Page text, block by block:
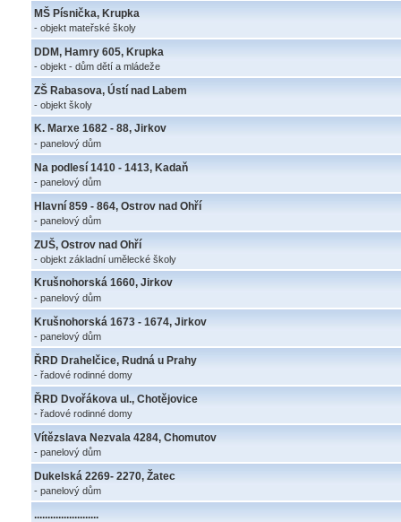
MŠ Písnička, Krupka
- objekt mateřské školy
DDM, Hamry 605, Krupka
- objekt - dům dětí a mládeže
ZŠ Rabasova, Ústí nad Labem
- objekt školy
K. Marxe 1682 - 88, Jirkov
- panelový dům
Na podlesí 1410 - 1413, Kadaň
- panelový dům
Hlavní 859 - 864, Ostrov nad Ohří
- panelový dům
ZUŠ, Ostrov nad Ohří
- objekt základní umělecké školy
Krušnohorská 1660, Jirkov
- panelový dům
Krušnohorská 1673 - 1674, Jirkov
- panelový dům
ŘRD Drahelčice, Rudná u Prahy
- řadové rodinné domy
ŘRD Dvořákova ul., Chotějovice
- řadové rodinné domy
Vítězslava Nezvala 4284, Chomutov
- panelový dům
Dukelská 2269- 2270, Žatec
- panelový dům
........................